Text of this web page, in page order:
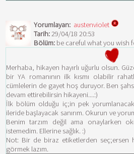
Yorumlayan: austenviolet
Tarih:29/04/18 20:53
Bölüm: be careful what you wish
Merhaba, hikayen hayırlı uğurlu olsun.
bir YA romanının ilk kısmı olabilir
cümlelerin de gayet hoş duruyor. Ben
devam ettirebilirsin hikayeni....:)
İlk bölüm olduğu iç;in pek
ileride başlayacak sanırım. Okurun ve
Benim tarzım değil ama onaylarken
istemedim. Ellerine sağlık. :)
Not: Bir de biraz etiketlerden seç;ersen
görmek lazım.